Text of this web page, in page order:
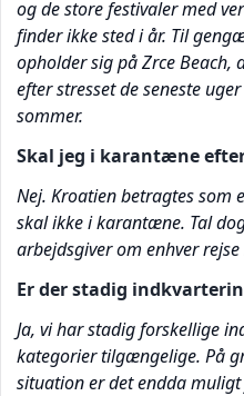
og de store festivaler med
finder ikke sted i år. Til
opholder sig på Zrce Beach,
efter stresset de seneste
sommer.
Skal jeg i karantæne
Nej. Kroatien betragtes som
skal ikke i karantæne. Tal
arbejdsgiver om enhver
Er der stadig
Ja, vi har stadig forskellige
kategorier tilgængelige. På
situation er det endda